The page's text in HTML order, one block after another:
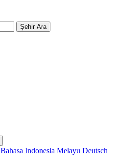
Şehir Ara
Bahasa Indonesia Melayu Deutsch